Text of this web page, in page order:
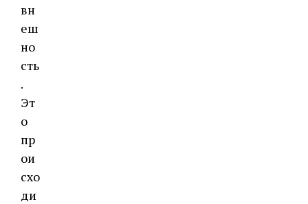
вн
еш
но
сть
.
Эт
о
пр
ои
схо
ди